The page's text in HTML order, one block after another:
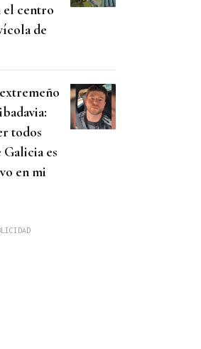
el centro
de
todos
Galicia es
en mi